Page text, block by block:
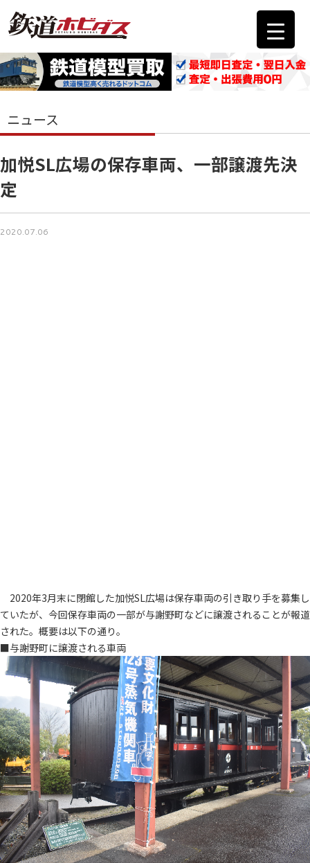
ニュース
加悦SL広場の保存車両、一部譲渡先決
定
2020.07.06
2020年3月末に閉館した加悦SL広場は保存車両の引き取り手を募集し
ていたが、今回保存車両の一部が与謝野町などに譲渡されることが報道
された。概要は以下の通り。
■与謝野町に譲渡される車両